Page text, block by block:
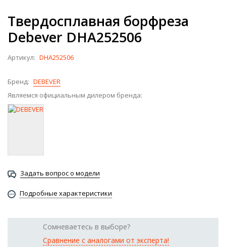
Твердосплавная борфреза
Debever DHA252506
Артикул: DHA252506
Бренд: DEBEVER
Являемся официальным дилером бренда:
Задать вопрос о модели
Подробные характеристики
Сомневаетесь в выборе?
Сравнение с аналогами от эксперта!